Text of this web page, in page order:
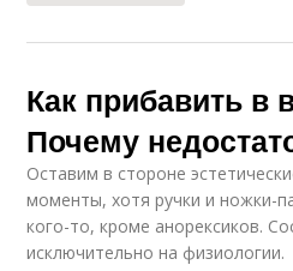
Как прибавить в
Почему
Оставим в стороне
моменты, хотя ручки и ножки-
кого-то, кроме анорексиков.
исключительно на физиологии.